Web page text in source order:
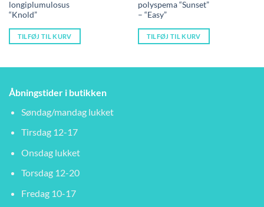
longiplumulosus
“Knold”
TILFØJ TIL KURV
polyspema “Sunset”
– “Easy”
TILFØJ TIL KURV
Åbningstider i butikken
Søndag/mandag lukket
Tirsdag 12-17
Onsdag lukket
Torsdag 12-20
Fredag 10-17